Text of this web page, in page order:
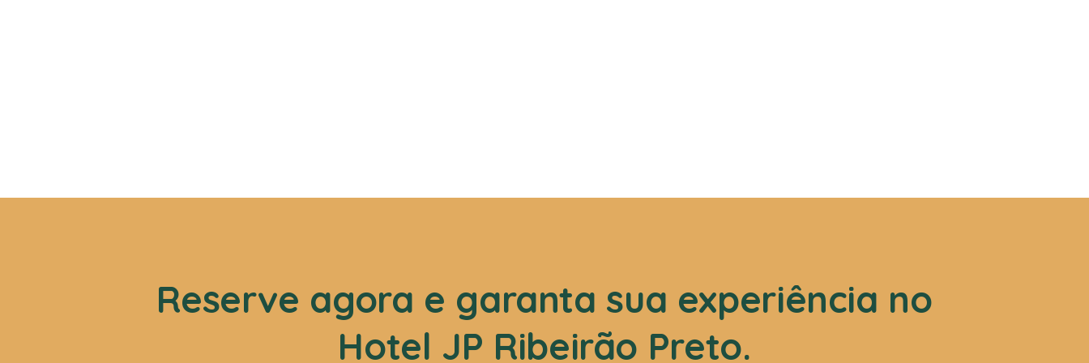
Reserve agora e garanta sua experiência no
Hotel JP Ribeirão Preto.